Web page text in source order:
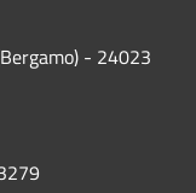
- 24023